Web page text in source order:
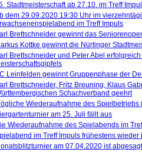
Stadtmeisterschaft ab 27.10. im Treff
dem 29.09.2020 19:30 Uhr im
im Treff Impuls
Brettschneider gewinnt das
Kottke gewinnt die Nürtinger
Brettschneider und Peter Abel
Leinfelden gewinnt Gruppenphase der
Brettschneider, Fritz Breuning, Klaus
Schachverband geehrt
Wiederaufnahme des Spielbetriebs
am 25. Juli fällt aus
Wiederaufnahme des Spielabends im
im Treff Impuls frühestens wieder
am 07.04.2020 ist abgesagt